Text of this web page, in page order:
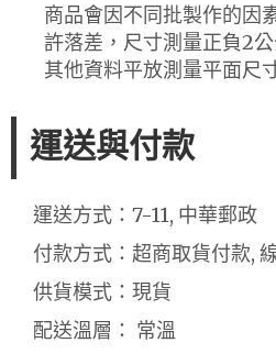
商品會因不同批製作的因
許落差，尺寸測量正負2
其他資料平放測量平面尺
運送與付款
運送方式：7-11, 中華郵政
付款方式：超商取貨付款,
供貨模式：現貨
配送溫層： 常溫